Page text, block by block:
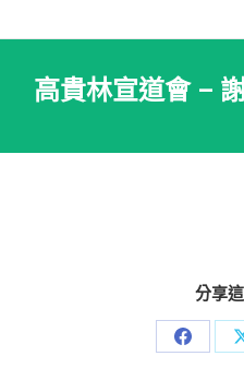
高貴林宣道會 –
分享
Share